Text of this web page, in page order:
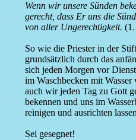
Wenn wir unsere Sünden
gerecht, dass Er uns die
von aller Ungerechtigkeit. (1.
So wie die Priester in der
grundsätzlich durch das
sich jeden Morgen vor
im Waschbecken mit Wasser
auch wir jeden Tag zu Gott
bekennen und uns im
reinigen und ausrichten
Sei gesegnet!